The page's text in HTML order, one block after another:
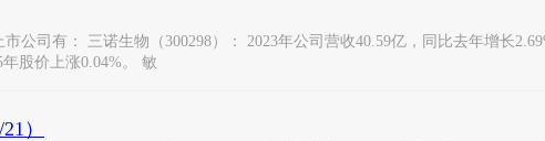
公司有： 三诺生物（300298）： 2023年公司营收40.59亿，同比去年增长
股价上涨0.04%。 敏
）